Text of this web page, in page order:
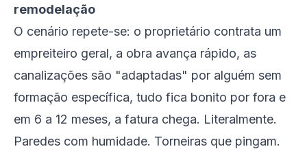
remodelação
O cenário repete-se: o proprietário contrata um
empreiteiro geral, a obra avança rápido, as
canalizações são "adaptadas" por alguém sem
formação específica, tudo fica bonito por fora e
em 6 a 12 meses, a fatura chega. Literalmente.
Paredes com humidade. Torneiras que pingam.